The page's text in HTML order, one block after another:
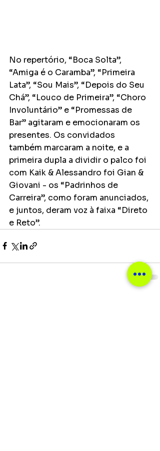
No repertório, “Boca Solta”,
“Amiga é o Caramba”, “Primeira
Lata”, “Sou Mais”, “Depois do Seu
Chá”, “Louco de Primeira”, “Choro
Involuntário” e “Promessas de
Bar” agitaram e emocionaram os
presentes. Os convidados
também marcaram a noite, e a
primeira dupla a dividir o palco foi
com Kaik & Alessandro foi Gian &
Giovani - os “Padrinhos de
Carreira”, como foram anunciados,
e juntos, deram voz à faixa “Direto
e Reto”.